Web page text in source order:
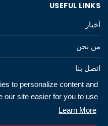
to personalize content and
our site easier for you to use.
Learn More
USEFUL LINKS
أخبار
من نحن
اتصل بنا